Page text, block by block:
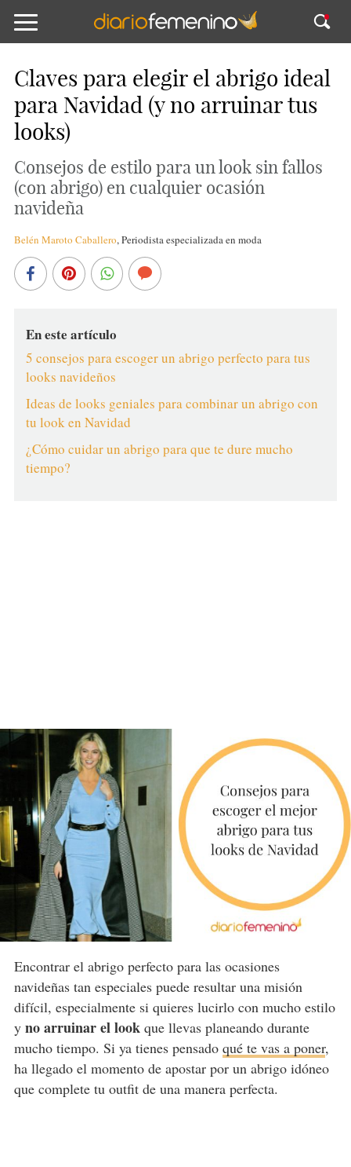
Claves para elegir el abrigo ideal
para Navidad (y no arruinar tus
looks)
Consejos de estilo para un look sin fallos
(con abrigo) en cualquier ocasión
navideña
Belén Maroto Caballero,Periodista especializada en moda
En este artículo
5 consejos para escoger un abrigo perfecto para tus
looks navideños
Ideas de looks geniales para combinar un abrigo con
tu look en Navidad
¿Cómo cuidar un abrigo para que te dure mucho
tiempo?
Encontrar el abrigo perfecto para las ocasiones
navideñas tan especiales puede resultar una misión
difícil, especialmente si quieres lucirlo con mucho estilo
y no arruinar el lookque llevas planeando durante
mucho tiempo. Si ya tienes pensado qué te vas a poner,
ha llegado el momento de apostar por un abrigo idóneo
que complete tu outfit de una manera perfecta.